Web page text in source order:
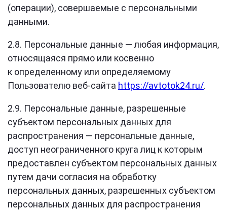
(операции), совершаемые с персональными
данными.
2.8. Персональные данные — любая информация,
относящаяся прямо или косвенно
к определенному или определяемому
Пользователю веб-сайта https://avtotok24.ru/.
2.9. Персональные данные, разрешенные
субъектом персональных данных для
распространения — персональные данные,
доступ неограниченного круга лиц к которым
предоставлен субъектом персональных данных
путем дачи согласия на обработку
персональных данных, разрешенных субъектом
персональных данных для распространения